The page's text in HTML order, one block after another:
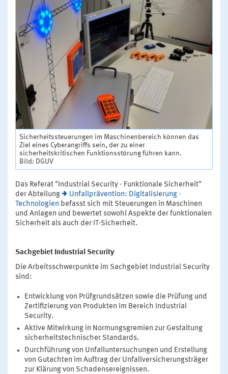
Sicherheitssteuerungen im Maschinenbereich können das
Ziel eines Cyberangriffs sein, der zu einer
sicherheitskritischen Funktionsstörung führen kann.
Bild: DGUV
Das Referat "Industrial Security - Funktionale Sicherheit"
der Abteilung
Unfallprävention: Digitalisierung -
Technologien befasst sich mit Steuerungen in Maschinen
und Anlagen und bewertet sowohl Aspekte der funktionalen
Sicherheit als auch der IT-Sicherheit.
Sachgebiet Industrial Security
Die Arbeitsschwerpunkte im Sachgebiet Industrial Security
sind:
Entwicklung von Prüfgrundsätzen sowie die Prüfung und
Zertifizierung von Produkten im Bereich Industrial
Security.
Aktive Mitwirkung in Normungsgremien zur Gestaltung
sicherheitstechnischer Standards.
Durchführung von Unfalluntersuchungen und Erstellung
von Gutachten im Auftrag der Unfallversicherungsträger
zur Klärung von Schadensereignissen.